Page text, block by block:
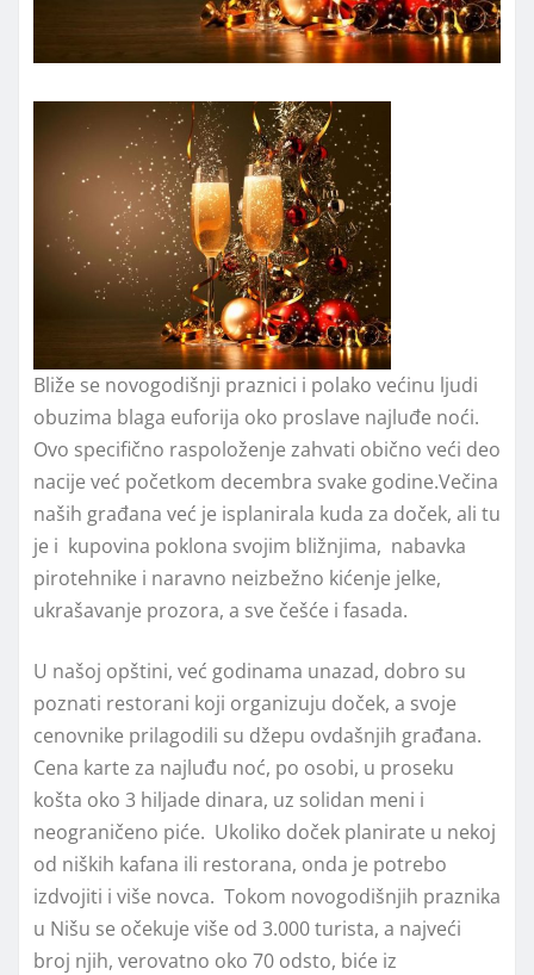
Bliže se novogodišnji praznici i polako većinu ljudi
obuzima blaga euforija oko proslave najluđe noći.
Ovo specifično raspoloženje zahvati obično veći deo
nacije već početkom decembra svake godine.Večina
naših građana već je isplanirala kuda za doček, ali tu
je i kupovina poklona svojim bližnjima, nabavka
pirotehnike i naravno neizbežno kićenje jelke,
ukrašavanje prozora, a sve češće i fasada.
U našoj opštini, već godinama unazad, dobro su
poznati restorani koji organizuju doček, a svoje
cenovnike prilagodili su džepu ovdašnjih građana.
Cena karte za najluđu noć, po osobi, u proseku
košta oko 3 hiljade dinara, uz solidan meni i
neograničeno piće. Ukoliko doček planirate u nekoj
od niških kafana ili restorana, onda je potrebo
izdvojiti i više novca. Tokom novogodišnjih praznika
u Nišu se očekuje više od 3.000 turista, a najveći
broj njih, verovatno oko 70 odsto, biće iz